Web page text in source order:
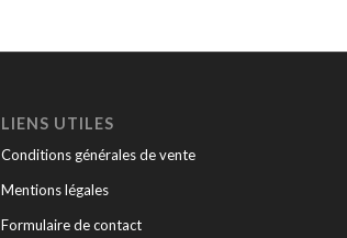
LIENS UTILES
Conditions générales de vente
Mentions légales
Formulaire de contact